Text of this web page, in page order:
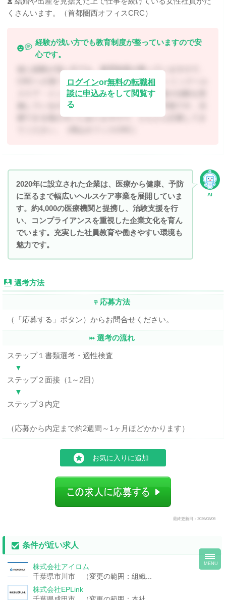
くさんいます。（首都圏西オフィスCRC）
経験が浅い方でも教育制度が整っていますので安
心です。
仮に経験が浅い方でも、教育制度が整っていますので、
CRCへの第一歩を踏み出してほしいです。シミックヘル
スケア・インスティテュートでは様々な疾患の治験を実
施しているので、知識の幅を広げることが可能です。活
躍できる場が大いにありますので、どんどん応募してき
ログインor無料の転職相
談に申込みをして閲覧す
る
AI
2020年に設立された企業は、医療から健康、予防
に至るまで幅広いヘルスケア事業を展開していま
す。約4,000の医療機関と提携し、治験支援を行
い、コンプライアンスを重視した企業文化を育ん
でいます。充実した社員教育や働きやすい環境も
魅力です。
選考方法
応募方法
（「応募する」ボタン）からお問合せください。
選考の流れ
ステップ１書類選考・適性検査
▼
ステップ２面接（1～2回）
▼
ステップ３内定
（応募から内定まで約2週間～1ヶ月ほどかかります）
お気に入りに追加
最終更新日：2026/08/06
条件が近い求人
株式会社アイロム
千葉県市川市 （変更の範囲：組織...
株式会社EPLink
MENU